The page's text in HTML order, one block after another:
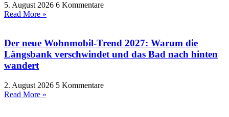
5. August 2026 6 Kommentare
Read More »
Der neue Wohnmobil-Trend 2027: Warum die
Längsbank verschwindet und das Bad nach hinten
wandert
2. August 2026 5 Kommentare
Read More »